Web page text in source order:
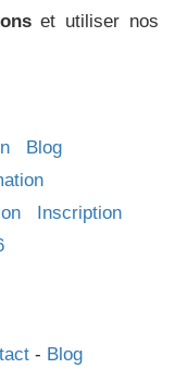
et utiliser nos
Blog
Inscription
- Blog